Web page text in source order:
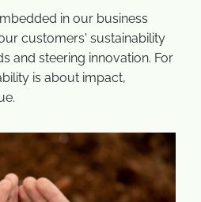
in our business
customers' sustainability
and steering innovation. For
is about impact,